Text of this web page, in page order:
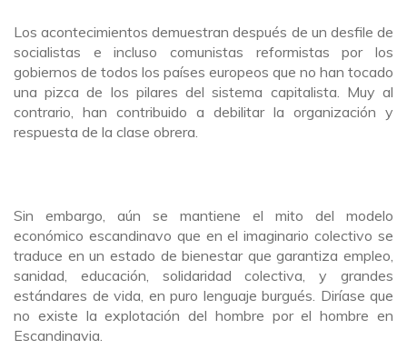
Los acontecimientos demuestran después de un desfile de
socialistas e incluso comunistas reformistas por los
gobiernos de todos los países europeos que no han tocado
una pizca de los pilares del sistema capitalista. Muy al
contrario, han contribuido a debilitar la organización y
respuesta de la clase obrera.
Sin embargo, aún se mantiene el mito del modelo
económico escandinavo que en el imaginario colectivo se
traduce en un estado de bienestar que garantiza empleo,
sanidad, educación, solidaridad colectiva, y grandes
estándares de vida, en puro lenguaje burgués. Diríase que
no existe la explotación del hombre por el hombre en
Escandinavia.